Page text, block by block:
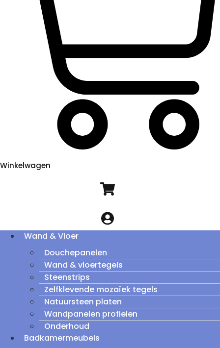
Winkelwagen
Wand & Vloer
Douchepanelen
Wand & vloertegels
Steenstrips
Zelfklevende mozaïek tegels
Natuursteen platen
Wandpanelen profielen
Onderhoud
Badkamermeubels